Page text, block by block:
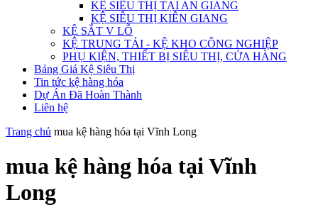
KỆ SIÊU THỊ TẠI AN GIANG
KỆ SIÊU THỊ KIÊN GIANG
KỆ SẮT V LỖ
KỆ TRUNG TẢI - KỆ KHO CÔNG NGHIỆP
PHỤ KIỆN, THIẾT BỊ SIÊU THỊ, CỬA HÀNG
Bảng Giá Kệ Siêu Thị
Tin tức kệ hàng hóa
Dự Án Đã Hoàn Thành
Liên hệ
Trang chủ mua kệ hàng hóa tại Vĩnh Long
mua kệ hàng hóa tại Vĩnh
Long